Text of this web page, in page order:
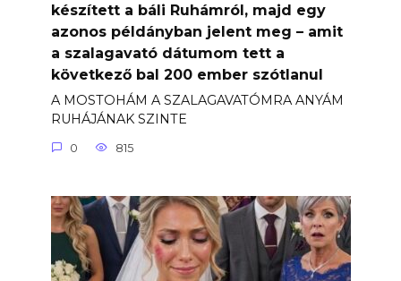
készített a báli Ruhámról, majd egy
azonos példányban jelent meg – amit
a szalagavató dátumom tett a
következő bal 200 ember szótlanul
A MOSTOHÁM A SZALAGAVATÓMRA ANYÁM
RUHÁJÁNAK SZINTE
0 815